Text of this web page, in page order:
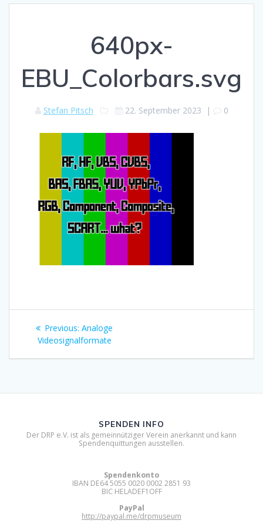
640px-
EBU_Colorbars.svg
Stefan Pitsch 22. September 2023 | 0
Beitragsnavigation
Previous: Previous
post:
Analoge
Videosignalformate
SPENDEN INFO
Der DRP e.V. ist als gemeinnütziger Verein anerkannt und kann
Spendenquittungen ausstellen.
Spendenkonto
IBAN DE64 5055 0020 0002 2851 93
BIC HELADEF1OFF
PayPal
http://paypal.me/drpmuseum